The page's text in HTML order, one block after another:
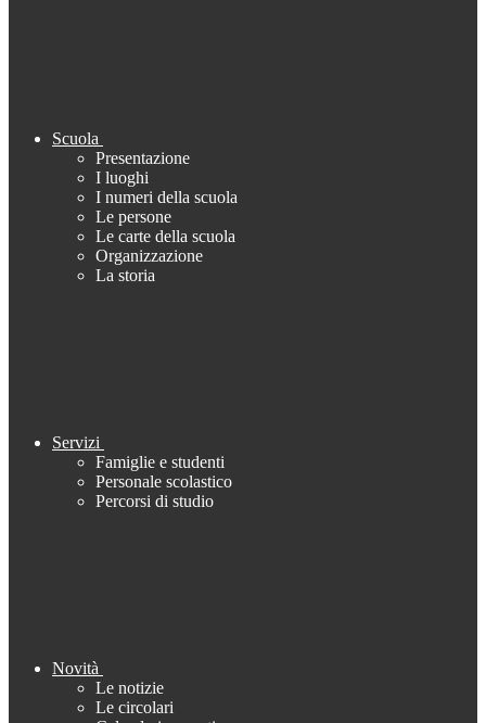
Scuola
Presentazione
I luoghi
I numeri della scuola
Le persone
Le carte della scuola
Organizzazione
La storia
Servizi
Famiglie e studenti
Personale scolastico
Percorsi di studio
Novità
Le notizie
Le circolari